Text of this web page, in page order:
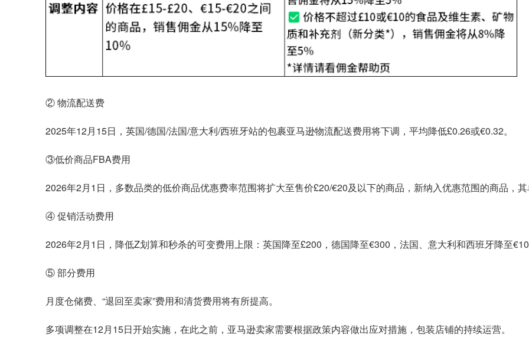
② 物流配送费
2025年12月15日，英国/德国/法国/意大利/西班牙站的包裹亚马逊物流配送费用将下调，平均降低£0.26或€0.32。
③低价商品FBA费用
2026年2月1日，多数品类的低价商品优惠费率范围将扩大至售价£20/€20及以下的商品，新纳入优惠范围的商品，
④ 促销活动费用
2026年2月1日，降低Z划算和秒杀的可变费用上限：英国降至£200，德国降至€300，法国、意大利和西班牙降至
⑤ 部分费用
月度仓储费、“退回至卖家”费用和清货费用将有所提高。
多项调整在12月15日开始实施，在此之前，亚马逊卖家需要根据政策内容做出应对措施，包装店铺的持续运营。